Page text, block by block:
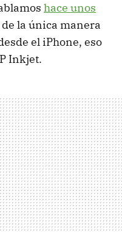
hace unos
la única manera
el iPhone, eso
Inkjet.